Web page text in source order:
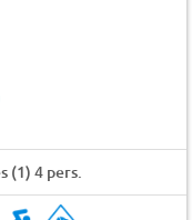
(1) 4 pers.